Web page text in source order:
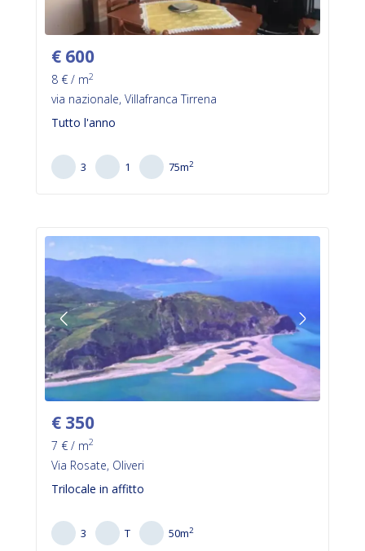
€ 600
8 € / m2
via nazionale, Villafranca Tirrena
Tutto l'anno
3 1 75m2
€ 350
7 € / m2
Via Rosate, Oliveri
Trilocale in affitto
3 T 50m2